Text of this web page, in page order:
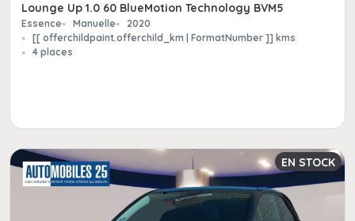
Lounge Up 1.0 60 BlueMotion Technology BVM5
Essence Manuelle
2020
[[ offerchildpaint.offerchild_km | FormatNumber ]] kms
4 places
EN STOCK